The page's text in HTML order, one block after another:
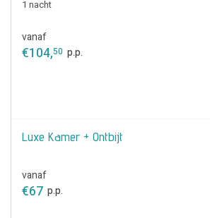
1 nacht
vanaf
€104,50 p.p.
Luxe Kamer + Ontbijt
vanaf
€67 p.p.